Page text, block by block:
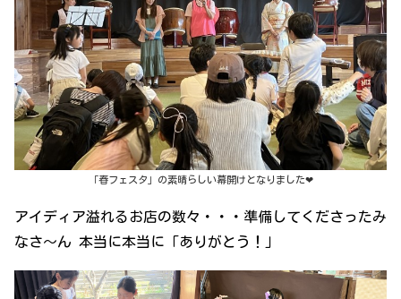
「春フェスタ」の素晴らしい幕開けとなりました❤
アイディア溢れるお店の数々・・・準備してくださったみ
なさ～ん 本当に本当に「ありがとう！」